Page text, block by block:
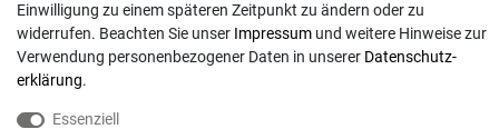
Einwilligung zu einem späteren Zeitpunkt zu ändern oder zu
widerrufen. Beachten Sie unser Impressum und weitere Hinweise zur
Verwendung personenbezogener Daten in unserer Daten­schutz­
erklärung.
Essenziell